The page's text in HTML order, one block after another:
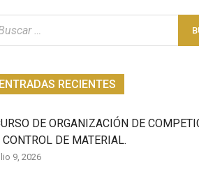
ENTRADAS RECIENTES
DE ORGANIZACIÓN DE
CONTROL DE MATERIAL.
9, 2026